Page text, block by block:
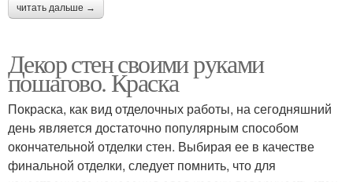
читать дальше →
Декор стен своими руками
пошагово. Краска
Покраска, как вид отделочных работы, на сегодняшний
день является достаточно популярным способом
окончательной отделки стен. Выбирая ее в качестве
финальной отделки, следует помнить, что для